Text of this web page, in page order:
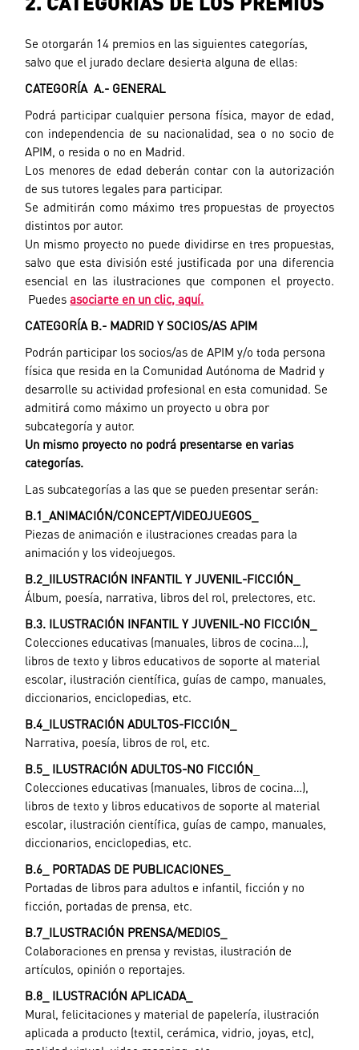
Se otorgarán 14 premios en las siguientes categorías,
salvo que el jurado declare desierta alguna de ellas:
CATEGORÍA A.- GENERAL
Podrá participar cualquier persona física, mayor de edad,
con independencia de su nacionalidad, sea o no socio de
APIM, o resida o no en Madrid.
Los menores de edad deberán contar con la autorización
de sus tutores legales para participar.
Se admitirán como máximo tres propuestas de proyectos
distintos por autor.
Un mismo proyecto no puede dividirse en tres propuestas,
salvo que esta división esté justificada por una diferencia
esencial en las ilustraciones que componen el proyecto.
Puedesasociarte en un clic, aquí.
CATEGORÍA B.- MADRID Y SOCIOS/AS APIM
Podrán participar los socios/as de APIM y/o toda persona
física que resida en la Comunidad Autónoma de Madrid y
desarrolle su actividad profesional en esta comunidad. Se
admitirá como máximo un proyecto u obra por
subcategoría y autor.
Un mismo proyecto no podrá presentarse en varias
categorías.
Las subcategorías a las que se pueden presentar serán:
B.1_ANIMACIÓN/CONCEPT/VIDEOJUEGOS
Piezas de animación e ilustraciones creadas para la
animación y los videojuegos.
B.2_IILUSTRACIÓN INFANTIL Y JUVENIL-FICCIÓN
Álbum, poesía, narrativa, libros del rol, prelectores, etc.
B.3. ILUSTRACIÓN INFANTIL Y JUVENIL-NO FICCIÓN
Colecciones educativas (manuales, libros de cocina…),
libros de texto y libros educativos de soporte al material
escolar, ilustración científica, guías de campo, manuales,
diccionarios, enciclopedias, etc.
B.4_ILUSTRACIÓN ADULTOS-FICCIÓN
Narrativa, poesía, libros de rol, etc.
B.5_ ILUSTRACIÓN ADULTOS-NO FICCIÓN
Colecciones educativas (manuales, libros de cocina…),
libros de texto y libros educativos de soporte al material
escolar, ilustración científica, guías de campo, manuales,
diccionarios, enciclopedias, etc.
B.6_ PORTADAS DE PUBLICACIONES
Portadas de libros para adultos e infantil, ficción y no
ficción, portadas de prensa, etc.
B.7_ILUSTRACIÓN PRENSA/MEDIOS
Colaboraciones en prensa y revistas, ilustración de
artículos, opinión o reportajes.
B.8_ ILUSTRACIÓN APLICADA_
Mural, felicitaciones y material de papelería, ilustración
aplicada a producto (textil, cerámica, vidrio, joyas, etc),